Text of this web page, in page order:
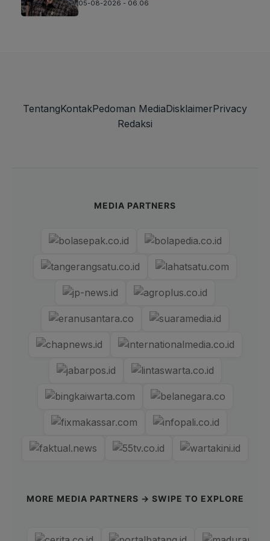
05-08-2026 - 06.06
TentangKontakPedoman MediaDisklaimerPrivacy
Redaksi
MEDIA PARTNERS
MORE MEDIA PARTNERS → SWIPE TO EXPLORE